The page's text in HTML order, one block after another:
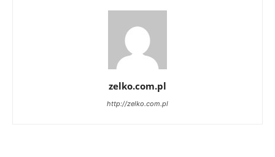
zelko.com.pl
http://zelko.com.pl